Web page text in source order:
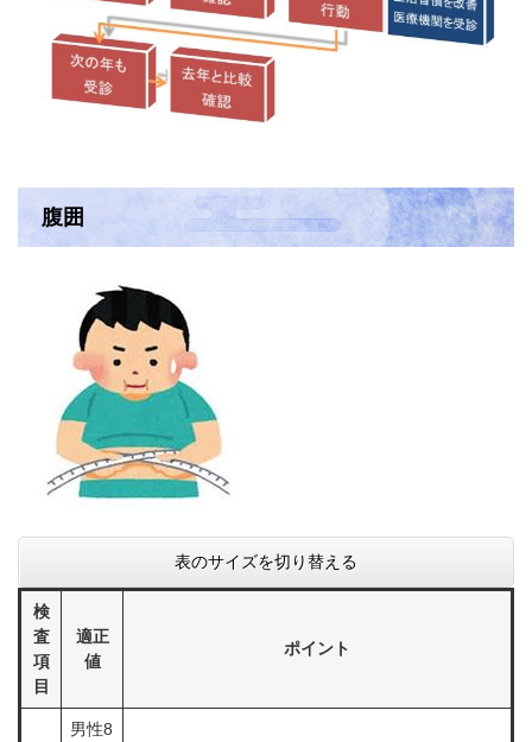
腹囲
表のサイズを切り替える
検
査
項
目
適正
値
ポイント
男性8